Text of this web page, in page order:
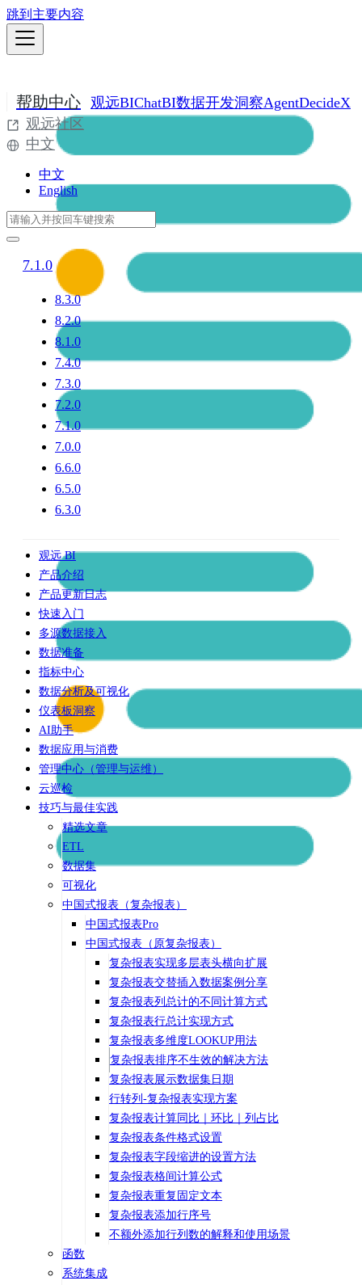
跳到主要内容
帮助中心 观远BIChatBI数据开发洞察AgentDecideX
观远社区
中文
中文
English
7.1.0
8.3.0
8.2.0
8.1.0
7.4.0
7.3.0
7.2.0
7.1.0
7.0.0
6.6.0
6.5.0
6.3.0
观远 BI
产品介绍
产品更新日志
快速入门
多源数据接入
数据准备
指标中心
数据分析及可视化
仪表板洞察
AI助手
数据应用与消费
管理中心（管理与运维）
云巡检
技巧与最佳实践
精选文章
ETL
数据集
可视化
中国式报表（复杂报表）
中国式报表Pro
中国式报表（原复杂报表）
复杂报表实现多层表头横向扩展
复杂报表交替插入数据案例分享
复杂报表列总计的不同计算方式
复杂报表行总计实现方式
复杂报表多维度LOOKUP用法
复杂报表排序不生效的解决方法
复杂报表展示数据集日期
行转列-复杂报表实现方案
复杂报表计算同比｜环比｜列占比
复杂报表条件格式设置
复杂报表字段缩进的设置方法
复杂报表格间计算公式
复杂报表重复固定文本
复杂报表添加行序号
不额外添加行列数的解释和使用场景
函数
系统集成